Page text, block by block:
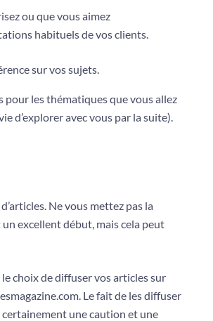
ou que vous aimez
habituels de vos clients.
sur vos sujets.
pour les thématiques que vous allez
d’explorer avec vous par la suite).
Ne vous mettez pas la
excellent début, mais cela peut
choix de diffuser vos articles sur
Le fait de les diffuser
une caution et une